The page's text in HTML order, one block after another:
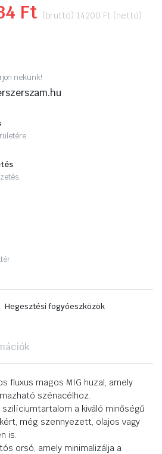
Ft.
Ft Current
18034 Ft.
(bruttó) 14200 Ft (nettó)
nekünk!
Hegesztési fogyóeszközök
fluxus magos MIG huzal, amely
szénacélhoz.
a kiváló minőségű
még szennyezett, olajos vagy
is.
orsó, amely minimalizálja a